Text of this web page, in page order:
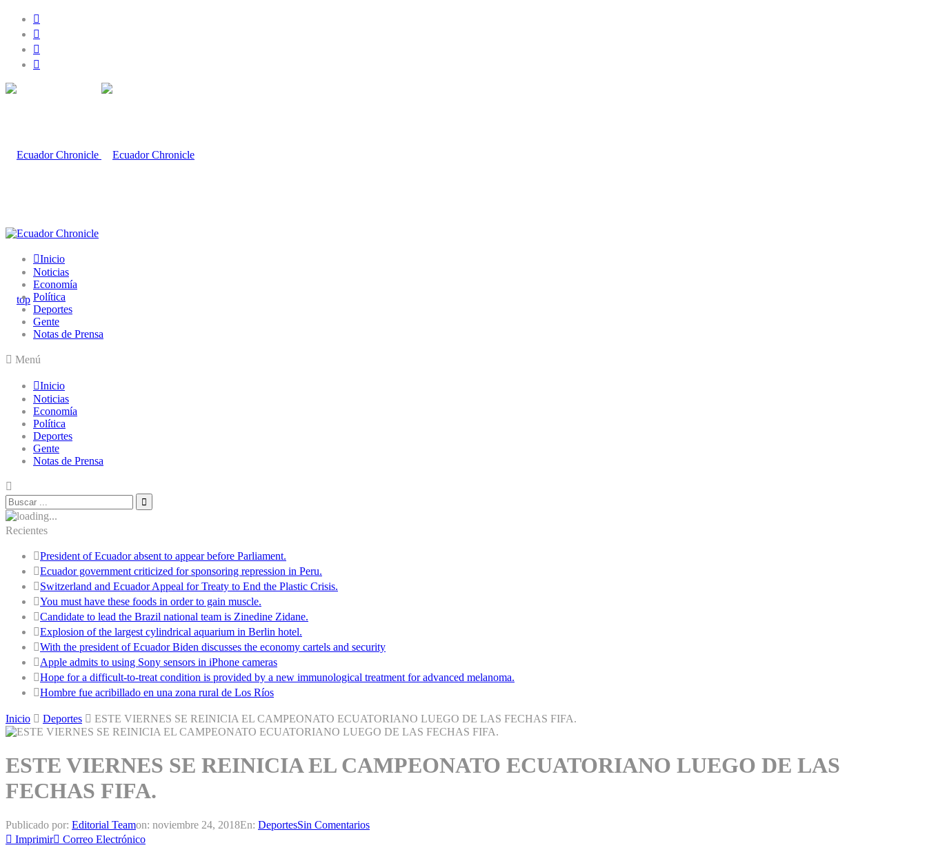
Inicio
Noticias
Economía
Política
Deportes
Gente
Notas de Prensa
Menú
Inicio
Noticias
Economía
Política
Deportes
Gente
Notas de Prensa
Recientes
President of Ecuador absent to appear before Parliament.
Ecuador government criticized for sponsoring repression in Peru.
Switzerland and Ecuador Appeal for Treaty to End the Plastic Crisis.
You must have these foods in order to gain muscle.
Candidate to lead the Brazil national team is Zinedine Zidane.
Explosion of the largest cylindrical aquarium in Berlin hotel.
With the president of Ecuador Biden discusses the economy cartels and security
Apple admits to using Sony sensors in iPhone cameras
Hope for a difficult-to-treat condition is provided by a new immunological treatment for advanced melanoma.
Hombre fue acribillado en una zona rural de Los Ríos
Inicio Deportes ESTE VIERNES SE REINICIA EL CAMPEONATO ECUATORIANO LUEGO DE LAS FECHAS FIFA.
ESTE VIERNES SE REINICIA EL CAMPEONATO ECUATORIANO LUEGO DE LAS
FECHAS FIFA.
Publicado por: Editorial Teamon: noviembre 24, 2018En: DeportesSin Comentarios
Imprimir
Correo Electrónico